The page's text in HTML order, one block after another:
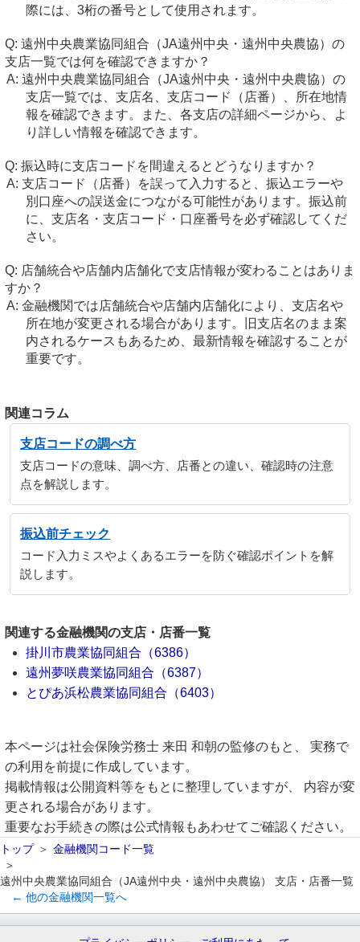
際には、3桁の番号として使用されます。
遠州中央農業協同組合（JA遠州中央・遠州中央農協）の
支店一覧では何を確認できますか？
遠州中央農業協同組合（JA遠州中央・遠州中央農協）の
支店一覧では、支店名、支店コード（店番）、所在地情
報を確認できます。また、各支店の詳細ページから、よ
り詳しい情報を確認できます。
振込時に支店コードを間違えるとどうなりますか？
支店コード（店番）を誤って入力すると、振込エラーや
別口座への誤送金につながる可能性があります。振込前
に、支店名・支店コード・口座番号を必ず確認してくだ
さい。
店舗統合や店舗内店舗化で支店情報が変わることはありま
すか？
金融機関では店舗統合や店舗内店舗化により、支店名や
所在地が変更される場合があります。旧支店名のまま案
内されるケースもあるため、最新情報を確認することが
重要です。
関連コラム
支店コードの調べ方
支店コードの意味、調べ方、店番との違い、確認時の注意
点を解説します。
振込前チェック
コード入力ミスやよくあるエラーを防ぐ確認ポイントを解
説します。
関連する金融機関の支店・店番一覧
掛川市農業協同組合（6386）
遠州夢咲農業協同組合（6387）
とぴあ浜松農業協同組合（6403）
本ページは社会保険労務士 来田 和朝の監修のもと、 実務で
の利用を前提に作成しています。
掲載情報は公開資料等をもとに整理していますが、 内容が変
更される場合があります。
重要なお手続きの際は公式情報もあわせてご確認ください。
トップ 金融機関コード一覧
遠州中央農業協同組合（JA遠州中央・遠州中央農協） 支店・店番一覧
← 他の金融機関一覧へ